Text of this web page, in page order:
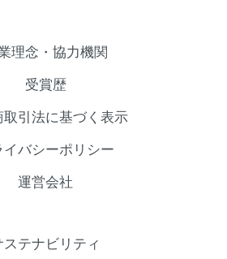
理念・協力機関
受賞歴
取引法に基づく表示
イバシーポリシー
運営会社
ステナビリティ